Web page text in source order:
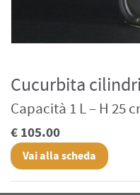
Cucurbita
Capacità 1 L – H 25
€ 105.00
Vai alla scheda